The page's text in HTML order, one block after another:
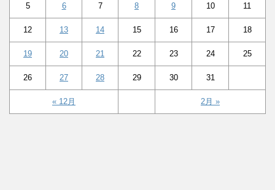
« 12月 2月 »
5 6 7 8 9 10 11
12 13 14 15 16 17 18
19 20 21 22 23 24 25
26 27 28 29 30 31